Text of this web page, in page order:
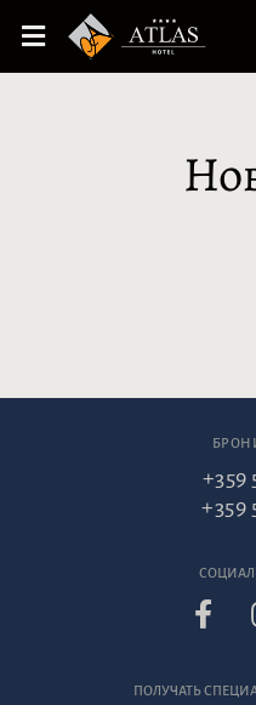
+359
+359
ПОЛУЧАТЬ